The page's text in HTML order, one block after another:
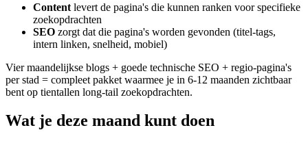
Content levert de pagina's die kunnen ranken voor specifieke
zoekopdrachten
SEO zorgt dat die pagina's worden gevonden (titel-tags,
intern linken, snelheid, mobiel)
Vier maandelijkse blogs + goede technische SEO + regio-pagina's
per stad = compleet pakket waarmee je in 6-12 maanden zichtbaar
bent op tientallen long-tail zoekopdrachten.
Wat je deze maand kunt doen